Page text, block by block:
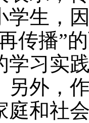
学生，
传播”
学习实
另外，
庭和社